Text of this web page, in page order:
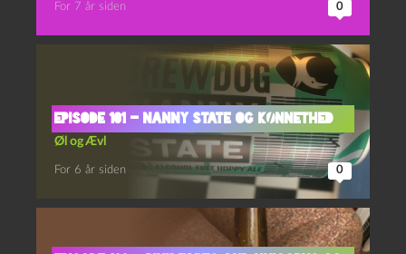
For 7 år siden 0
Episode 101 – Nanny State og Kønnethed
Øl og Ævl
For 6 år siden 0